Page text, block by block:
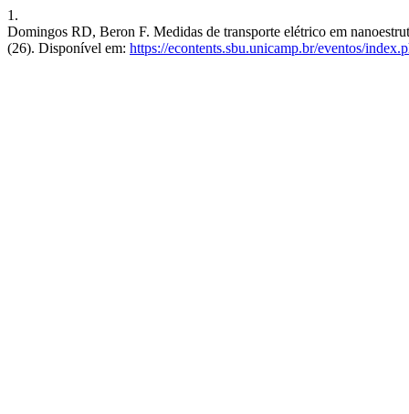
1.
Domingos RD, Beron F. Medidas de transporte elétrico em
(26). Disponível em: https://econtents.sbu.unicamp.br/eventos/